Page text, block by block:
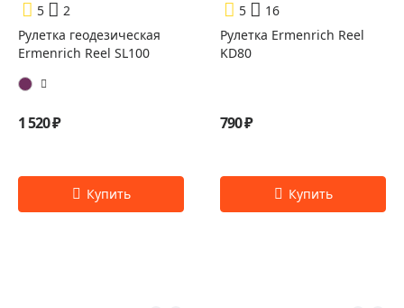
5
2
Рулетка геодезическая
Ermenrich Reel SL100
1 520 ₽
5
16
Рулетка Ermenrich Reel
KD80
790 ₽